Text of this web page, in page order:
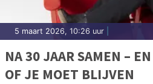
5 maart 2026, 10:26 uur
NA 30 JAAR SAMEN –
OF JE MOET BLIJVEN